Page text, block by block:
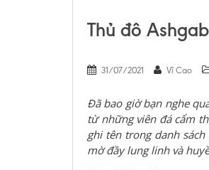
Thủ đô
31/07/2021 Vĩ Cao
Đã bao giờ bạn nghe
từ những viên đá cẩm
ghi tên trong danh
mờ đầy lung linh và